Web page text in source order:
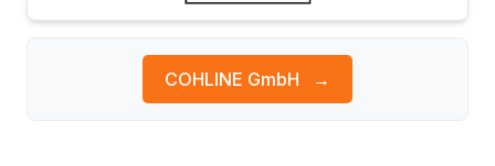
COHLINE GmbH →